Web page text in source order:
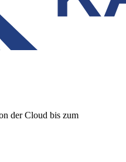
der Cloud bis zum